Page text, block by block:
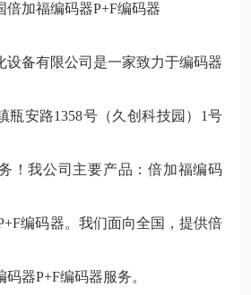
倍加福编码器P+F编码器
设备有限公司是一家致力于编码器
瓶安路1358号（久创科技园）1号
！我公司主要产品：倍加福编码
编码器。我们面向全国，提供倍
器P+F编码器服务。